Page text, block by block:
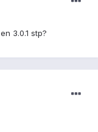
3.0.1 stp?